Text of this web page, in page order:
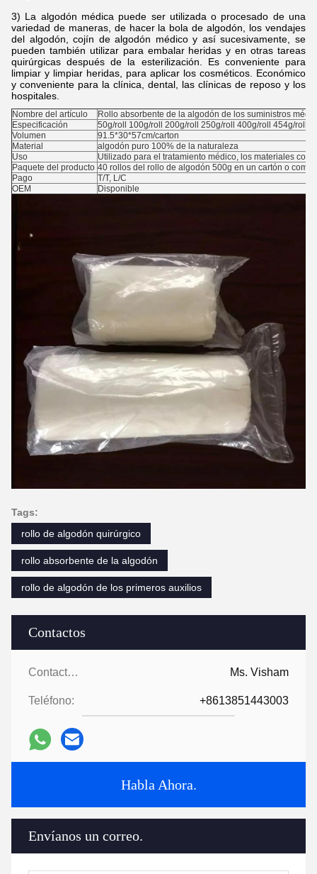
Contactos
Contactos: Ms. Visham
Teléfono: +8613851443003
Habla Ahora.
Envíanos un correo.
3) La algodón médica puede ser utilizada o procesado de una
variedad de maneras, de hacer la bola de algodón, los vendajes
del algodón, cojín de algodón médico y así sucesivamente, se
pueden también utilizar para embalar heridas y en otras tareas
quirúrgicas después de la esterilización. Es conveniente para
limpiar y limpiar heridas, para aplicar los cosméticos. Económico
y conveniente para la clínica, dental, las clínicas de reposo y los
hospitales.
Nombre del artículo
Rollo absorbente de la algodón de los suministros
Especificación
50g/roll 100g/roll 200g/roll 250g/roll 400g/roll 454g/roll
Volumen
91.5*30*57cm/carton
Material
algodón puro 100% de la naturaleza
Uso
Utilizado para el tratamiento médico, los materiales
Paquete del producto 40 rollos del rollo de algodón 500g en un cartón o como
Pago
T/T, L/C
OEM
Disponible
Tags:
rollo de algodón quirúrgico
rollo absorbente de la algodón
rollo de algodón de los primeros auxilios